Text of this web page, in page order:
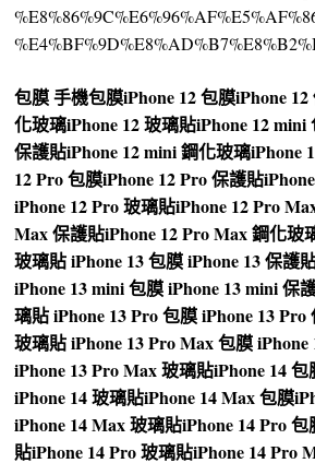
包膜手機包膜iPhone 12 包膜iPhone
化玻璃iPhone 12 玻璃貼iPhone 12 mini
保護貼iPhone 12 mini 鋼化玻璃iPhone
12 Pro 包膜iPhone 12 Pro 保護貼
iPhone 12 Pro 玻璃貼iPhone 12 Pro
Max 保護貼iPhone 12 Pro Max 鋼化玻
玻璃貼iPhone 13 包膜iPhone 13 保護
iPhone 13 mini 包膜iPhone 13 mini 保
璃貼iPhone 13 Pro 包膜iPhone 13 Pro
玻璃貼iPhone 13 Pro Max 包膜
iPhone 13 Pro Max 玻璃貼iPhone 14 包
iPhone 14 玻璃貼iPhone 14 Max 包膜
iPhone 14 Max 玻璃貼iPhone 14 Pro 包
貼iPhone 14 Pro 玻璃貼iPhone 14 Pro